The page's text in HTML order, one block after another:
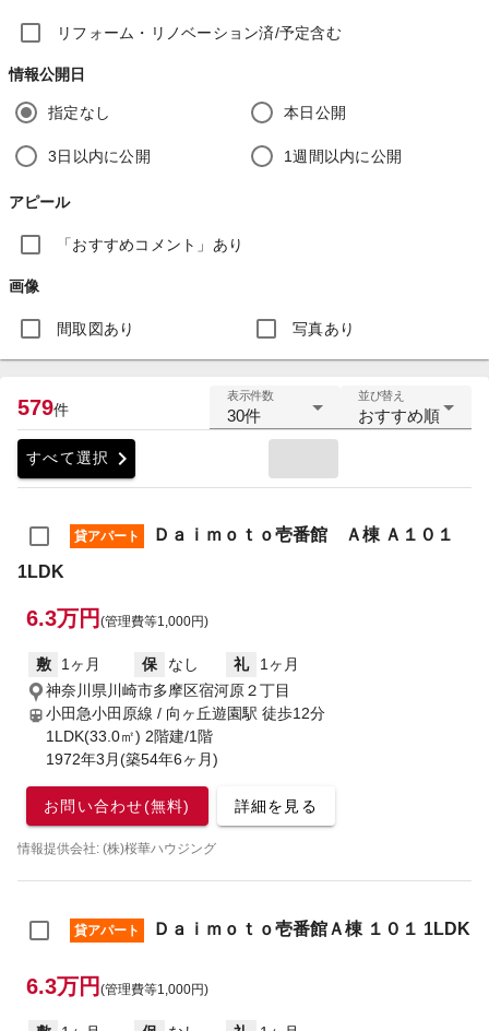
リフォーム・リノベーション済/予定含む
情報公開日
指定なし 本日公開
3日以内に公開 1週間以内に公開
アピール
「おすすめコメント」あり
画像
間取図あり 写真あり
579件
表示件数
30件
並び替え
おすすめ順
すべて選択 chevron_right
貸アパート
Ｄａｉｍｏｔｏ壱番館 Ａ棟 Ａ１０１
1LDK
6.3万円 (管理費等1,000円)
敷 1ヶ月 保 なし 礼
1ヶ月
神奈川県川崎市多摩区宿河原２丁目
小田急小田原線 / 向ヶ丘遊園駅 徒歩12分
1LDK(33.0㎡) 2階建/1階
1972年3月(築54年6ヶ月)
お問い合わせ(無料) 詳細を見る
情報提供会社: (株)桜華ハウジング
貸アパート Ｄａｉｍｏｔｏ壱番館Ａ棟 １０１ 1LDK
6.3万円 (管理費等1,000円)